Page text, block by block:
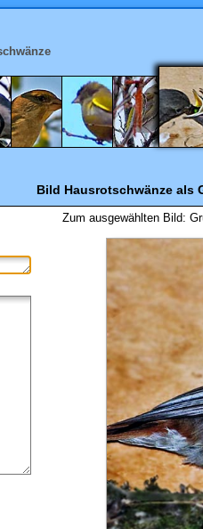
Bild Hausrotschwänzeals
Zum ausgewählten Bild: